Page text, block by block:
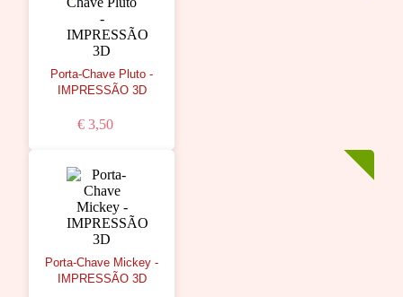
Porta-Chave Pluto -
IMPRESSÃO 3D
€ 3,50
Porta-Chave Mickey -
IMPRESSÃO 3D